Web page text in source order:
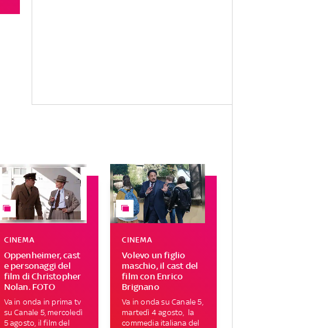
Oppenheimer, cast
e personaggi del
film di Christopher
Nolan. FOTO
CINEMA
Va in onda in prima tv
su Canale 5, mercoledì
5 agosto, il film del
Volevo un figlio
maschio, il cast del
film con Enrico
Brignano
CINEMA
Va in onda su Canale 5,
martedì 4 agosto, la
commedia italiana del